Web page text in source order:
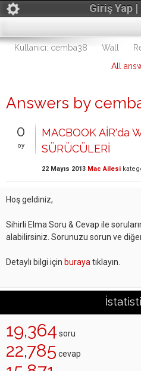
Giriş Yap |
Kullanıcı: cemba38 Wall
All
Answers by
0
oy
MACBOOK AİR'da
SÜRÜCÜLERİ
22 Mayıs 2013 Mac Ailesi
Hoş geldiniz,
Sihirli Elma Soru & Cevap ile
alabilirsiniz. Sorunuzu sorun ve diğer
Detaylı bilgi için buraya tıklayın.
19,364 soru
22,785 cevap